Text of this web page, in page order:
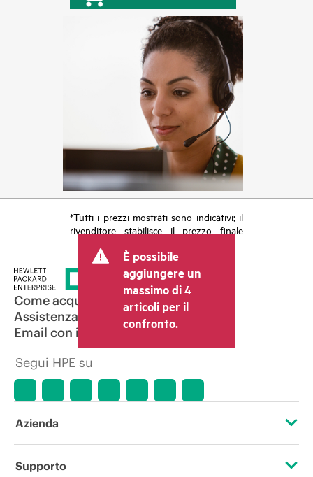
*Tutti i prezzi mostrati sono indicativi; il
rivenditore stabilisce il prezzo finale
costi, come le imposte sulla vendita/IVA
e le spese di spedizione. Il prezzo della
transazione stabilito dal rivenditore può
variare rispetto a quello di altri
rivenditori e al prezzo indicativo
mostrato. I prezzi indicativi possono
includere offerte promozionali a tempo
limitato. HPE si riserva il diritto di
applicare adeguamenti dei prezzi in
variazioni delle condizioni del mercato,
promozione ed errori negli annunci
È possibile
aggiungere un
massimo di 4
articoli per il
confronto.
Come acquistare
Assistenza per i prodotti
Email con il commerciale
Segui HPE su
Azienda
Informazioni su HPE
Supporto